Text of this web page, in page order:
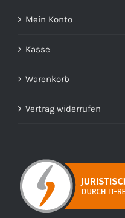
Mein Konto
Kasse
Warenkorb
Vertrag widerrufen